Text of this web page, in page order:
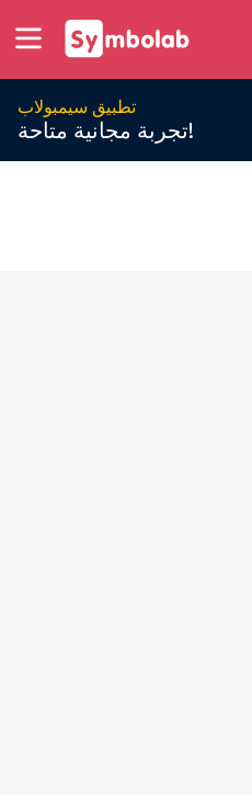
تطبيق سيمبولاب
تجربة مجانية متاحة!